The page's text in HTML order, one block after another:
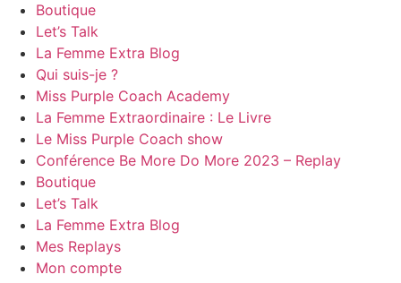
Boutique
Let’s Talk
La Femme Extra Blog
Qui suis-je ?
Miss Purple Coach Academy
La Femme Extraordinaire : Le Livre
Le Miss Purple Coach show
Conférence Be More Do More 2023 – Replay
Boutique
Let’s Talk
La Femme Extra Blog
Mes Replays
Mon compte